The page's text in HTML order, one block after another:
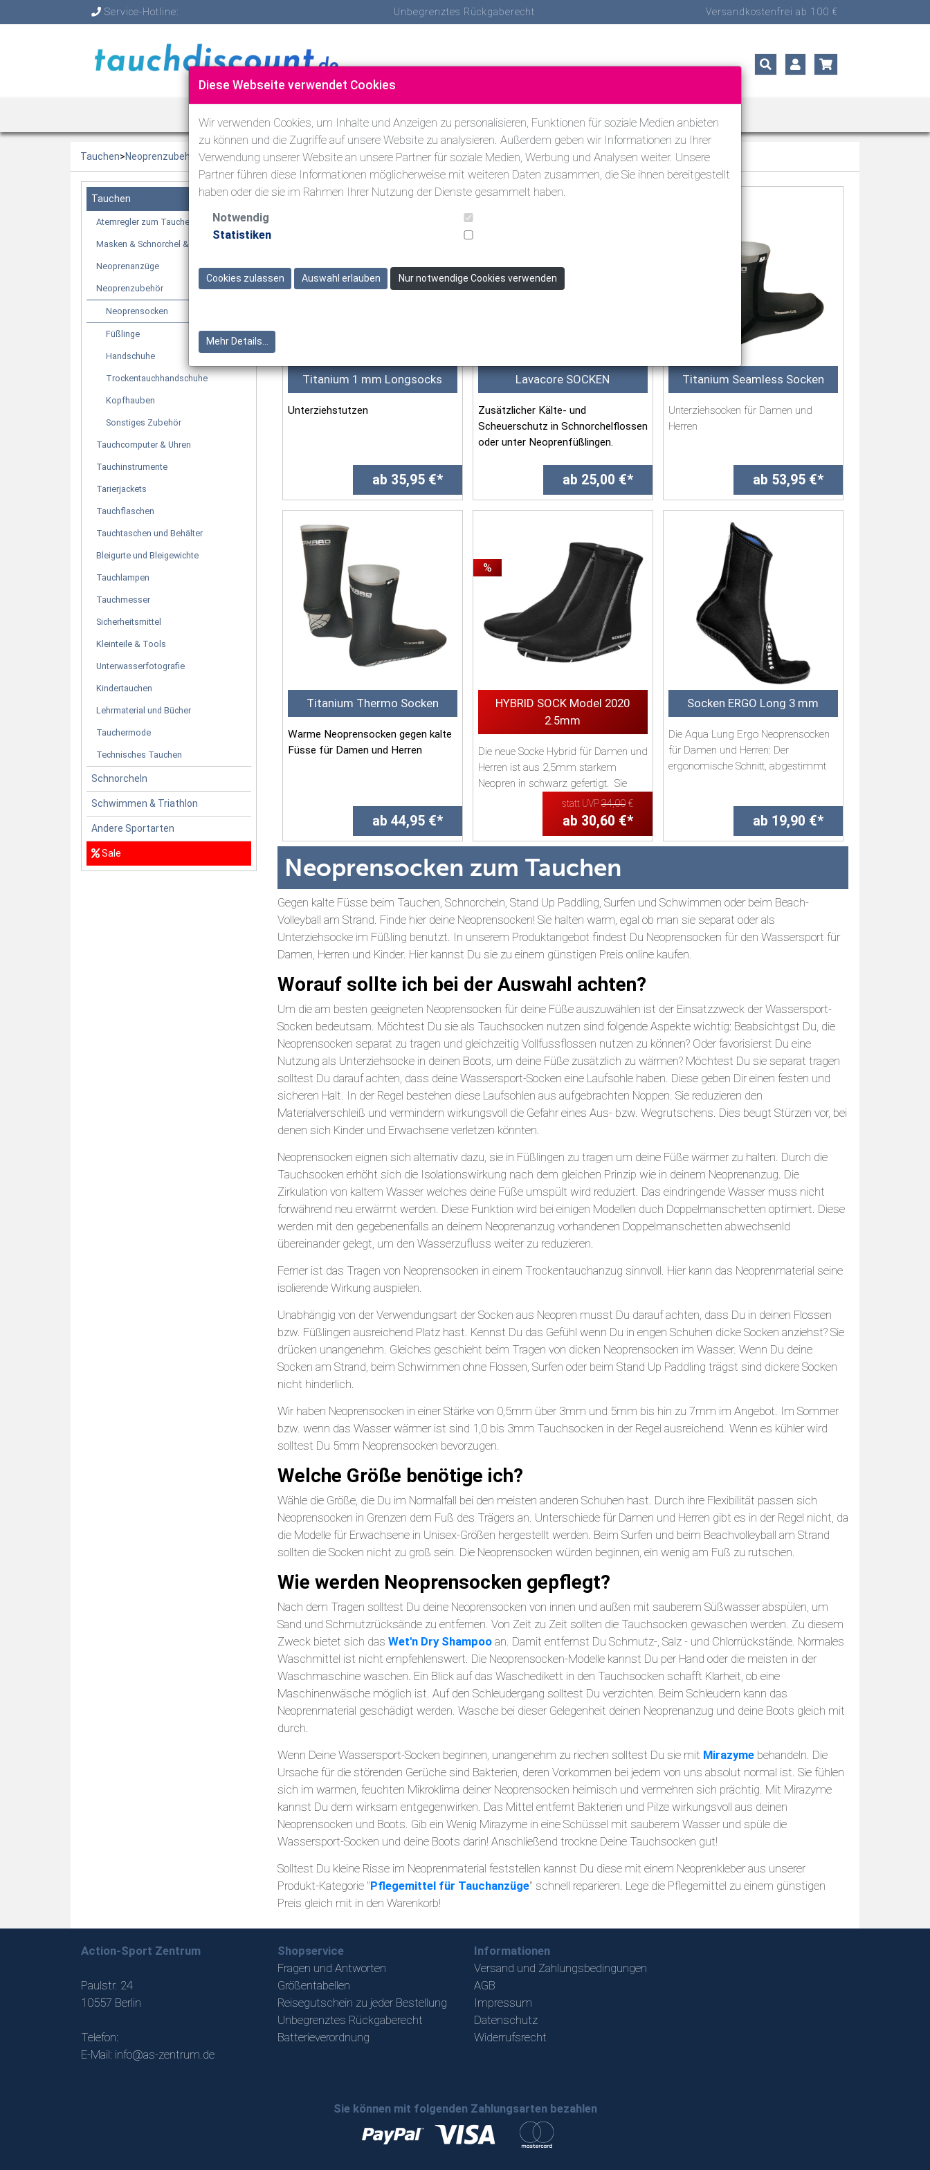
Service-Hotline: Unbegrenztes Rückgaberecht Versandkostenfrei ab 100 €
Tauchen>Neoprenzubehör>Neoprensocken
Tauchen
Atemregler zum Tauchen
Masken & Schnorchel & Flossen
Neoprenanzüge
Neoprenzubehör
Neoprensocken
Füßlinge
Handschuhe
Trockentauchhandschuhe
Kopfhauben
Sonstiges Zubehör
Tauchcomputer & Uhren
Tauchinstrumente
Tarierjackets
Tauchflaschen
Tauchtaschen und Behälter
Bleigurte und Bleigewichte
Tauchlampen
Tauchmesser
Sicherheitsmittel
Kleinteile & Tools
Unterwasserfotografie
Kindertauchen
Lehrmaterial und Bücher
Tauchermode
Technisches Tauchen
Schnorcheln
Schwimmen & Triathlon
Andere Sportarten
Sale
Titanium 1 mm Longsocks
Unterziehstutzen
• 1 mm SCS Titanium Open Cell
Verarbeitu...
ab 35,95 €*
Lavacore SOCKEN
Zusätzlicher Kälte- und
Scheuerschutz in Schnorchelflossen
oder unter Neoprenfüßlingen.
ab 25,00 €*
Titanium Seamless Socken
Unterziehsocken für Damen und
Herren
ab 53,95 €*
Titanium Thermo Socken
Warme Neoprensocken gegen kalte
Füsse für Damen und Herren
• 3 mm SCS Titanium...ab 44,95 €*
%
HYBRID SOCK Model 2020
2.5mm
Die neue Socke Hybrid für Damen und
Herren ist aus 2,5mm starkem
Neopren in schwarz gefertigt. Sie
statt UVP34,00€
ab 30,60 €*
Socken ERGO Long 3 mm
Die Aqua Lung Ergo Neoprensocken
für Damen und Herren: Der
ergonomische Schnitt, abgestimmt
ab 19,90 €*
Neoprensocken zum Tauchen
Gegen kalte Füsse beim Tauchen, Schnorcheln, Stand Up Paddling, Surfen und Schwimmen oder beim Beach-
Volleyball am Strand. Finde hier deine Neoprensocken! Sie halten warm, egal ob man sie separat oder als
Unterziehsocke im Füßling benutzt. In unserem Produktangebot findest Du Neoprensocken für den Wassersport für
Damen, Herren und Kinder. Hier kannst Du sie zu einem günstigen Preis online kaufen.
Worauf sollte ich bei der Auswahl achten?
Um die am besten geeigneten Neoprensocken für deine Füße auszuwählen ist der Einsatzzweck der Wassersport-
Socken bedeutsam. Möchtest Du sie als Tauchsocken nutzen sind folgende Aspekte wichtig: Beabsichtgst Du, die
Neoprensocken separat zu tragen und gleichzeitig Vollfussflossen nutzen zu können? Oder favorisierst Du eine
Nutzung als Unterziehsocke in deinen Boots, um deine Füße zusätzlich zu wärmen? Möchtest Du sie separat tragen
solltest Du darauf achten, dass deine Wassersport-Socken eine Laufsohle haben. Diese geben Dir einen festen und
sicheren Halt. In der Regel bestehen diese Laufsohlen aus aufgebrachten Noppen. Sie reduzieren den
Materialverschleiß und vermindern wirkungsvoll die Gefahr eines Aus- bzw. Wegrutschens. Dies beugt Stürzen vor, bei
denen sich Kinder und Erwachsene verletzen könnten.
Neoprensocken eignen sich alternativ dazu, sie in Füßlingen zu tragen um deine Füße wärmer zu halten. Durch die
Tauchsocken erhöht sich die Isolationswirkung nach dem gleichen Prinzip wie in deinem Neoprenanzug. Die
Zirkulation von kaltem Wasser welches deine Füße umspült wird reduziert. Das eindringende Wasser muss nicht
forwährend neu erwärmt werden. Diese Funktion wird bei einigen Modellen duch Doppelmanschetten optimiert. Diese
werden mit den gegebenenfalls an deinem Neoprenanzug vorhandenen Doppelmanschetten abwechsenld
übereinander gelegt, um den Wasserzufluss weiter zu reduzieren.
Ferner ist das Tragen von Neoprensocken in einem Trockentauchanzug sinnvoll. Hier kann das Neoprenmaterial seine
isolierende Wirkung auspielen.
Unabhängig von der Verwendungsart der Socken aus Neopren musst Du darauf achten, dass Du in deinen Flossen
bzw. Füßlingen ausreichend Platz hast. Kennst Du das Gefühl wenn Du in engen Schuhen dicke Socken anziehst? Sie
drücken unangenehm. Gleiches geschieht beim Tragen von dicken Neoprensocken im Wasser. Wenn Du deine
Socken am Strand, beim Schwimmen ohne Flossen, Surfen oder beim Stand Up Paddling trägst sind dickere Socken
nicht hinderlich.
Wir haben Neoprensocken in einer Stärke von 0,5mm über 3mm und 5mm bis hin zu 7mm im Angebot. Im Sommer
bzw. wenn das Wasser wärmer ist sind 1,0 bis 3mm Tauchsocken in der Regel ausreichend. Wenn es kühler wird
solltest Du 5mm Neoprensocken bevorzugen.
Welche Größe benötige ich?
Wähle die Größe, die Du im Normalfall bei den meisten anderen Schuhen hast. Durch ihre Flexibilität passen sich
Neoprensocken in Grenzen dem Fuß des Trägers an. Unterschiede für Damen und Herren gibt es in der Regel nicht, da
die Modelle für Erwachsene in Unisex-Größen hergestellt werden. Beim Surfen und beim Beachvolleyball am Strand
sollten die Socken nicht zu groß sein. Die Neoprensocken würden beginnen, ein wenig am Fuß zu rutschen.
Wie werden Neoprensocken gepflegt?
Nach dem Tragen solltest Du deine Neoprensocken von innen und außen mit sauberem Süßwasser abspülen, um
Sand und Schmutzrücksände zu entfernen. Von Zeit zu Zeit sollten die Tauchsocken gewaschen werden. Zu diesem
Zweck bietet sich das Wet'n Dry Shampooan. Damit entfernst Du Schmutz-, Salz - und Chlorrückstände. Normales
Waschmittel ist nicht empfehlenswert. Die Neoprensocken-Modelle kannst Du per Hand oder die meisten in der
Waschmaschine waschen. Ein Blick auf das Waschedikett in den Tauchsocken schafft Klarheit, ob eine
Maschinenwäsche möglich ist. Auf den Schleudergang solltest Du verzichten. Beim Schleudern kann das
Neoprenmaterial geschädigt werden. Wasche bei dieser Gelegenheit deinen Neoprenanzug und deine Boots gleich mit
durch.
Wenn Deine Wassersport-Socken beginnen, unangenehm zu riechen solltest Du sie mit Mirazymebehandeln. Die
Ursache für die störenden Gerüche sind Bakterien, deren Vorkommen bei jedem von uns absolut normal ist. Sie fühlen
sich im warmen, feuchten Mikroklima deiner Neoprensocken heimisch und vermehren sich prächtig. Mit Mirazyme
kannst Du dem wirksam entgegenwirken. Das Mittel entfernt Bakterien und Pilze wirkungsvoll aus deinen
Neoprensocken und Boots. Gib ein Wenig Mirazyme in eine Schüssel mit sauberem Wasser und spüle die
Wassersport-Socken und deine Boots darin! Anschließend trockne Deine Tauchsocken gut!
Solltest Du kleine Risse im Neoprenmaterial feststellen kannst Du diese mit einem Neoprenkleber aus unserer
Produkt-Kategorie "Pflegemittel für Tauchanzüge" schnell reparieren. Lege die Pflegemittel zu einem günstigen
Preis gleich mit in den Warenkorb!
Action-Sport Zentrum
Paulstr. 24
10557 Berlin
Telefon:
E-Mail: info@as-zentrum.de
Shopservice
Fragen und Antworten
Größentabellen
Reisegutschein zu jeder Bestellung
Unbegrenztes Rückgaberecht
Batterieverordnung
Informationen
Versand und Zahlungsbedingungen
AGB
Impressum
Datenschutz
Widerrufsrecht
Sie können mit folgenden Zahlungsarten bezahlen
Diese Webseite verwendet Cookies
Wir verwenden Cookies, um Inhalte und Anzeigen zu personalisieren, Funktionen für soziale Medien anbieten
zu können und die Zugriffe auf unsere Website zu analysieren. Außerdem geben wir Informationen zu Ihrer
Verwendung unserer Website an unsere Partner für soziale Medien, Werbung und Analysen weiter. Unsere
Partner führen diese Informationen möglicherweise mit weiteren Daten zusammen, die Sie ihnen bereitgestellt
haben oder die sie im Rahmen Ihrer Nutzung der Dienste gesammelt haben.
Notwendig
Statistiken
Cookies zulassen Auswahl erlauben Nur notwendige Cookies verwenden
Mehr Details...